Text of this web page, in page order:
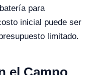
para
inicial puede ser
limitado.
el Campo